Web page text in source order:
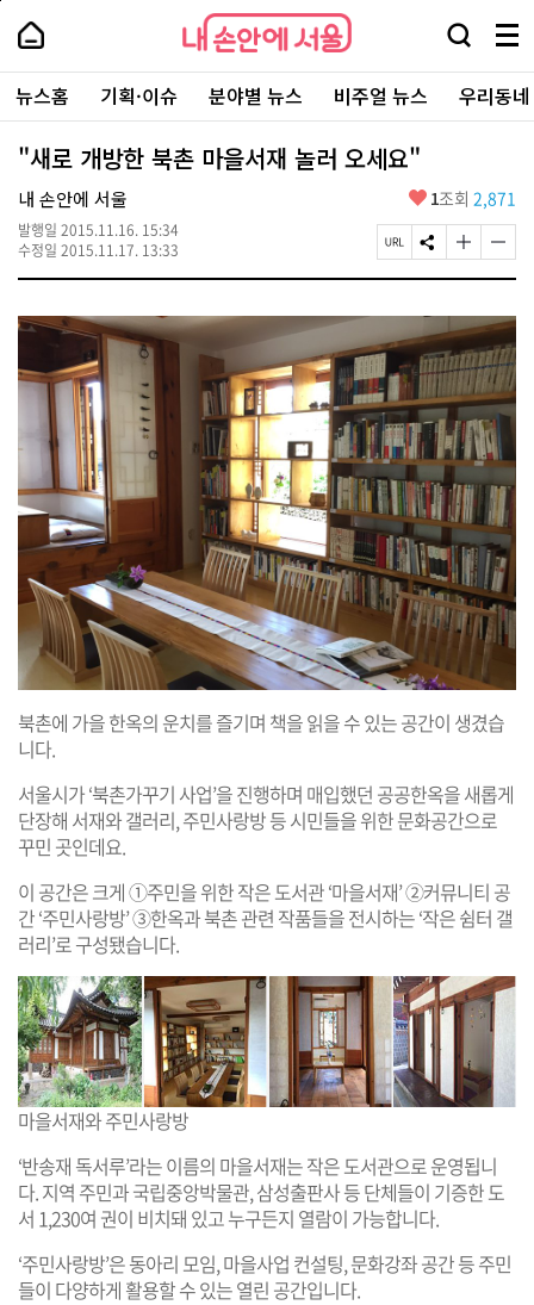
본
로
가
내
손
안
에
서
울
-
서
울
시
대
표
소
포
털
내
손
에
울
검
창
열
기
메
뉴
전
체
보
주
요
서
뉴스홈 기획·이슈 분야별 뉴스 비주얼 뉴스 우리동
"새로 개방한 북촌 마을서재 놀러 오세요"
내 손안에 서울
발행일 2015.11.16. 15:34
수정일 2015.11.17. 13:33
좋
요
1조회 2,871
페
이
U
R
L
복
사
S
N
공
유
하
기
글
자
기
크
게
변
경
하
기
글
자
기
작
게
변
경
하
기
북촌에 가을 한옥의 운치를 즐기며 책을 읽을 수 있는 공간이 생겼습
니다.
서울시가 ‘북촌가꾸기 사업’을 진행하며 매입했던 공공한옥을 새롭게
단장해 서재와 갤러리, 주민사랑방 등 시민들을 위한 문화공간으로
꾸민 곳인데요.
이 공간은 크게 ①주민을 위한 작은 도서관 ‘마을서재’ ②커뮤니티 공
간 ‘주민사랑방’ ③한옥과 북촌 관련 작품들을 전시하는 ‘작은 쉼터 갤
러리’로 구성됐습니다.
마을서재와 주민사랑방
‘반송재 독서루’라는 이름의 마을서재는 작은 도서관으로 운영됩니
다. 지역 주민과 국립중앙박물관, 삼성출판사 등 단체들이 기증한 도
서 1,230여 권이 비치돼 있고 누구든지 열람이 가능합니다.
‘주민사랑방’은 동아리 모임, 마을사업 컨설팅, 문화강좌 공간 등 주민
들이 다양하게 활용할 수 있는 열린 공간입니다.
페
상
단
로